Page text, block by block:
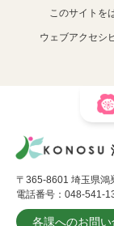
このサイトを
ウェブアクセシ
〒365-8601 埼玉県鴻
電話番号：048-541-
各課へのお問